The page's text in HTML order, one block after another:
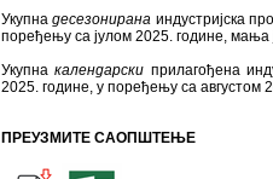
Укупна десезонирана индустријска
поређењу са јулом 2025. године, мања
Укупна календарски прилагођена
2025. године, у поређењу са августом
ПРЕУЗМИТЕ САОПШТЕЊЕ